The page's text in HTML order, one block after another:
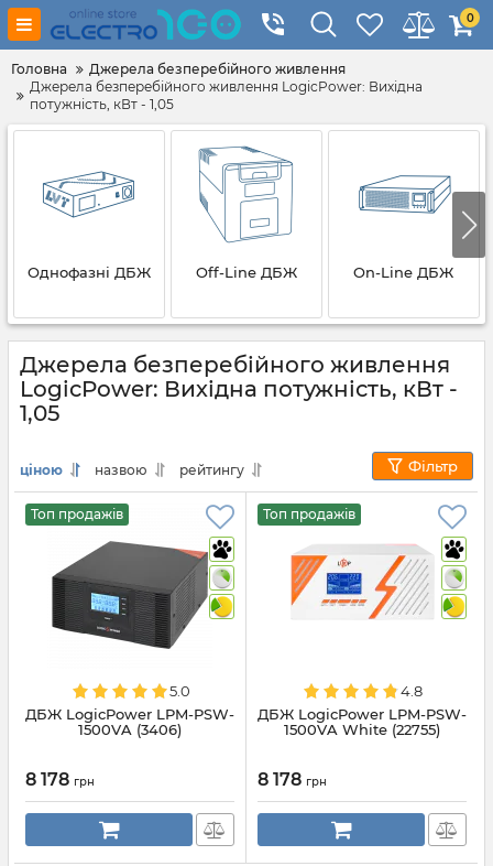
0
Головна
Джерела безперебійного живлення
Джерела безперебійного живлення LogicPower: Вихідна
потужність, кВт - 1,05
Однофазні ДБЖ Off-Line ДБЖ On-Line ДБЖ
Джерела безперебійного живлення
LogicPower: Вихідна потужність, кВт -
1,05
ціною назвою рейтингу Фільтр
Топ продажів
5.0
ДБЖ LogicPower LPM-PSW-
1500VA (3406)
8 178 грн
Топ продажів
4.8
ДБЖ LogicPower LPM-PSW-
1500VA White (22755)
8 178 грн